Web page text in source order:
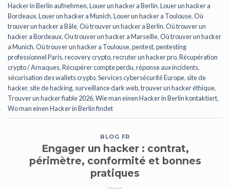
Hacker in Berlin aufnehmen,Louer un hacker a Berlin,Louer un hacker a
Bordeaux,Louer un hacker a Munich,Louer un hacker a Toulouse,Où
trouver un hacker a Bâle,Où trouver un hacker a Berlin,Où trouver un
hacker a Bordeaux,Ou trouver un hacker a Marseille,Où trouver un hacker
a Munich,Où trouver un hacker a Toulouse,pentest,pentesting
professionnel Paris,recovery crypto,recruter un hacker pro,Récupération
crypto / Arnaques,Récupérer compte perdu,réponse aux incidents,
sécurisation des wallets crypto,Services cybersécurité Europe, site de
hacker, site de hacking, surveillance dark web,trouver un hacker éthique,
Trouver un hacker fiable 2026,Wie man einen Hacker in Berlin kontaktiert,
Wo man einen Hacker in Berlin findet
BLOG FR
Engager un hacker : contrat,
périmètre, conformité et bonnes
pratiques